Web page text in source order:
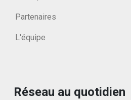
Partenaires
L'équipe
Réseau au quotidien